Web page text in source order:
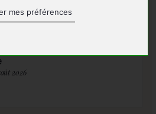
mes préférences
Magazine - 15 août 2026